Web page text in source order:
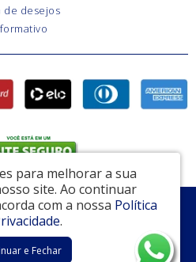
de desejos
- CNPJ: 15.793.810/0001-10
- Cotia / SP - CEP: 06714-150
© 2026
para melhorar a sua
site. Ao continuar
com a nossa Política
.
e Fechar